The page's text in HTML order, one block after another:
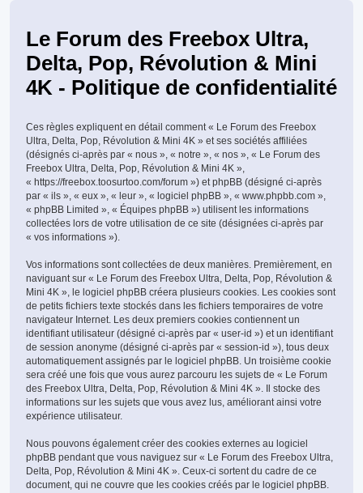
Le Forum des Freebox Ultra,
Delta, Pop, Révolution & Mini
4K - Politique de confidentialité
Ces règles expliquent en détail comment « Le Forum des Freebox
Ultra, Delta, Pop, Révolution & Mini 4K » et ses sociétés affiliées
(désignés ci-après par « nous », « notre », « nos », « Le Forum des
Freebox Ultra, Delta, Pop, Révolution & Mini 4K »,
« https://freebox.toosurtoo.com/forum ») et phpBB (désigné ci-après
par « ils », « eux », « leur », « logiciel phpBB », « www.phpbb.com »,
« phpBB Limited », « Équipes phpBB ») utilisent les informations
collectées lors de votre utilisation de ce site (désignées ci-après par
« vos informations »).
Vos informations sont collectées de deux manières. Premièrement, en
naviguant sur « Le Forum des Freebox Ultra, Delta, Pop, Révolution &
Mini 4K », le logiciel phpBB créera plusieurs cookies. Les cookies sont
de petits fichiers texte stockés dans les fichiers temporaires de votre
navigateur Internet. Les deux premiers cookies contiennent un
identifiant utilisateur (désigné ci-après par « user-id ») et un identifiant
de session anonyme (désigné ci-après par « session-id »), tous deux
automatiquement assignés par le logiciel phpBB. Un troisième cookie
sera créé une fois que vous aurez parcouru les sujets de « Le Forum
des Freebox Ultra, Delta, Pop, Révolution & Mini 4K ». Il stocke des
informations sur les sujets que vous avez lus, améliorant ainsi votre
expérience utilisateur.
Nous pouvons également créer des cookies externes au logiciel
phpBB pendant que vous naviguez sur « Le Forum des Freebox Ultra,
Delta, Pop, Révolution & Mini 4K ». Ceux-ci sortent du cadre de ce
document, qui ne couvre que les cookies créés par le logiciel phpBB.